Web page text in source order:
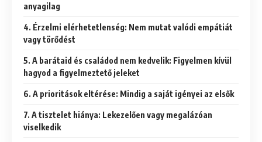
anyagilag
4. Érzelmi elérhetetlenség: Nem mutat valódi empátiát
vagy törődést
5. A barátaid és családod nem kedvelik: Figyelmen kívül
hagyod a figyelmeztető jeleket
6. A prioritások eltérése: Mindig a saját igényei az elsők
7. A tisztelet hiánya: Lekezelően vagy megalázóan
viselkedik